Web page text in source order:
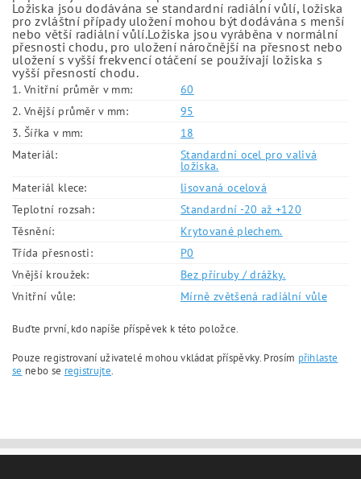
Ložiska jsou dodávána se standardní radiální vůlí, ložiska
pro zvláštní případy uložení mohou být dodávána s menší
nebo větší radiální vůlí.Ložiska jsou vyráběna v normální
přesnosti chodu, pro uložení náročnější na přesnost nebo
uložení s vyšší frekvencí otáčení se používají ložiska s
vyšší přesností chodu.
1. Vnitřní průměr v mm:
60
2. Vnější průměr v mm:
95
3. Šířka v mm:
18
Materiál:
Standardní ocel pro valivá
ložiska.
Materiál klece:
lisovaná ocelová
Teplotní rozsah:
Standardní -20 až +120
Těsnění:
Krytované plechem.
Třída přesnosti:
P0
Vnější kroužek:
Bez příruby / drážky.
Vnitřní vůle:
Mírně zvětšená radiální vůle
Buďte první, kdo napíše příspěvek k této položce.
Pouze registrovaní uživatelé mohou vkládat příspěvky. Prosím přihlaste
se nebo se registrujte.